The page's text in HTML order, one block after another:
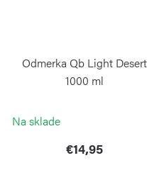
Odmerka Qb Light Desert
1000 ml
Na sklade
€14,95